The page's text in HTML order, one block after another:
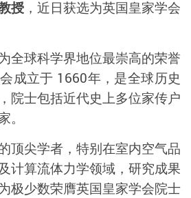
授 ，近日获选为英国皇家学会
全球科学界地位最崇高的荣誉
成立于 1660年，是全球历史
院士包括近代史上多位家传户
顶尖学者，特别在室内空气品
计算流体力学领域，研究成果
极少数荣膺英国皇家学会院士